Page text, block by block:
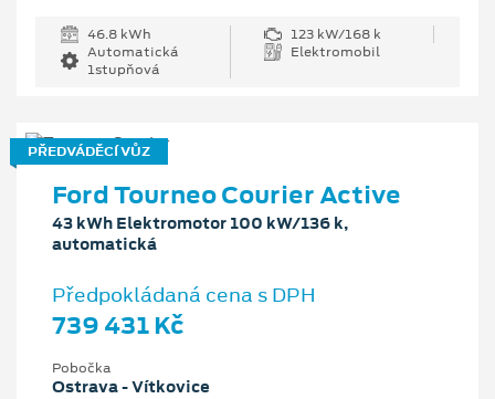
46.8 kWh
123 kW/168 k
Automatická
1stupňová
Elektromobil
PŘEDVÁDĚCÍ VŮZ
Ford Tourneo Courier Active
43 kWh Elektromotor 100 kW/136 k,
automatická
Předpokládaná cena s DPH
739 431 Kč
Pobočka
Ostrava - Vítkovice